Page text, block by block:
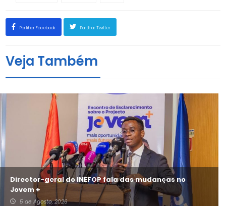
Partilhar Facebook Partilhar Twitter
Veja Também
Director-geral do INEFOP fala das mudanças no
Jovem +
5 de Agosto, 2026